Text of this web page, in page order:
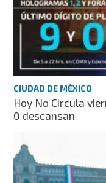
CIUDAD DE MÉXICO
Hoy No Circula
0 descansan